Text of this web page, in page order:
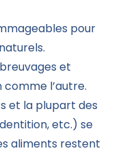
pour
et
l’autre.
et la plupart des
etc.) se
aliments restent